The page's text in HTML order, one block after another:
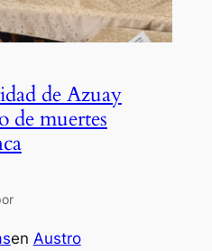
de Azuay
de muertes
en Austro